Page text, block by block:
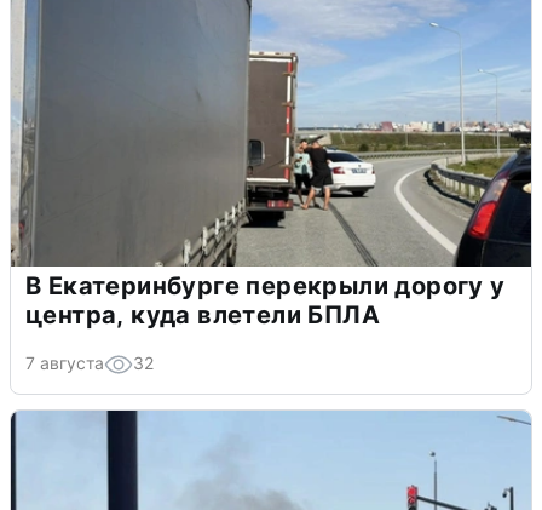
В Екатеринбурге перекрыли дорогу у
центра, куда влетели БПЛА
7 августа 32